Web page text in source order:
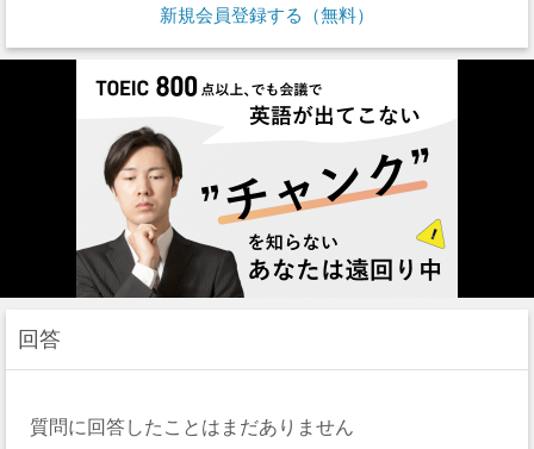
新規会員登録する（無料）
回答
質問に回答したことはまだありません